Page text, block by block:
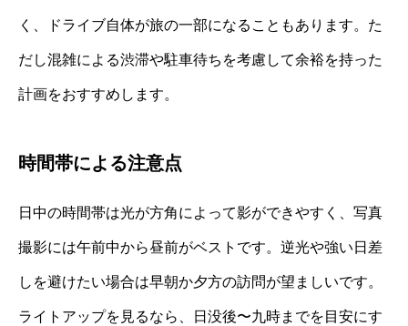
く、ドライブ自体が旅の一部になることもあります。た
だし混雑による渋滞や駐車待ちを考慮して余裕を持った
計画をおすすめします。
時間帯による注意点
日中の時間帯は光が方角によって影ができやすく、写真
撮影には午前中から昼前がベストです。逆光や強い日差
しを避けたい場合は早朝か夕方の訪問が望ましいです。
ライトアップを見るなら、日没後〜九時までを目安にす